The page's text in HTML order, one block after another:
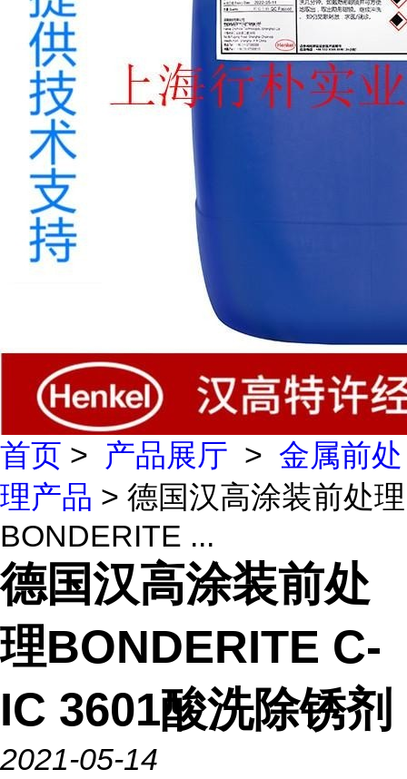
首页 > 产品展厅 > 金属前处
理产品 > 德国汉高涂装前处理
BONDERITE ...
德国汉高涂装前处
理BONDERITE C-
IC 3601酸洗除锈剂
2021-05-14